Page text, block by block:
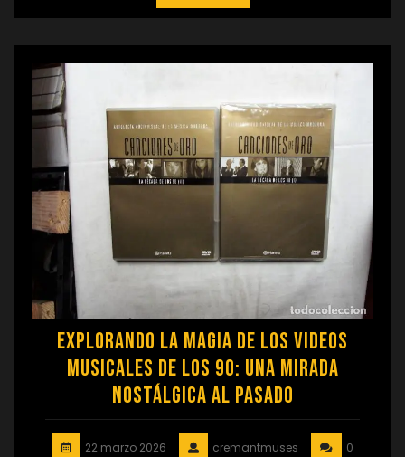
Explorando la Magia de los Videos
Musicales de los 90: Una Mirada
Nostálgica al Pasado
22 marzo 2026 cremantmuses
0